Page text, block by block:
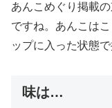
あんこめぐり掲載
ですね。あんこは
ップに入った状態で
味は…